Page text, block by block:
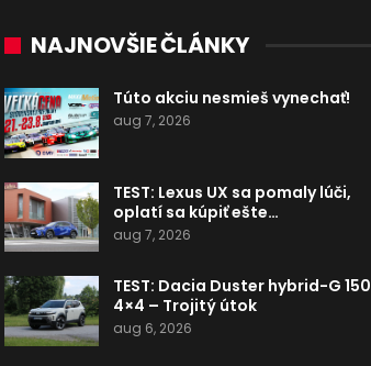
NAJNOVŠIE ČLÁNKY
Túto akciu nesmieš vynechať!
aug 7, 2026
TEST: Lexus UX sa pomaly lúči,
oplatí sa kúpiť ešte…
aug 7, 2026
TEST: Dacia Duster hybrid-G 150
4×4 – Trojitý útok
aug 6, 2026